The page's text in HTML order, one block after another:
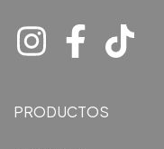
PRODUCTOS